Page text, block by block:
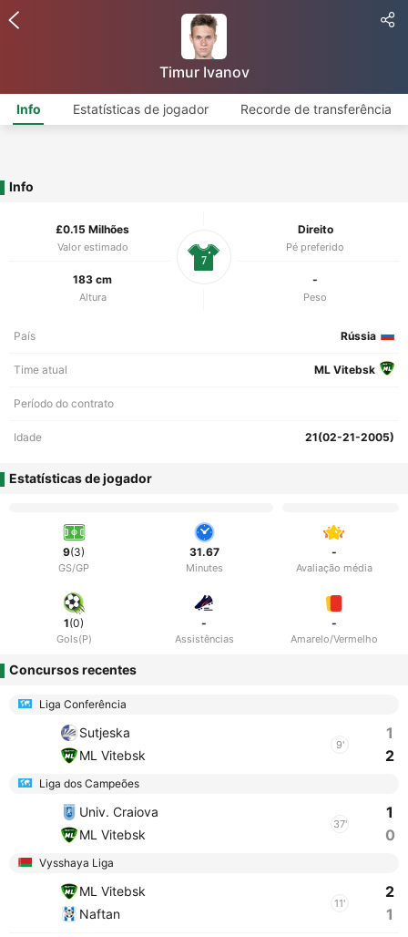
Timur Ivanov
Info Estatísticas de jogador Recorde de transferência
Info
£0.15 Milhões
Valor estimado
Direito
Pé preferido
183 cm
Altura
-
Peso
7
País Rússia
Time atual ML Vitebsk
Período do contrato
Idade 21(02-21-2005)
Estatísticas de jogador
9(3)
GS/GP
31.67
Minutes
-
Avaliação média
1(0)
Gols(P)
-
Assistências
-
Amarelo/Vermelho
Concursos recentes
Liga Conferência
Sutjeska
ML Vitebsk
9'
1
2
Liga dos Campeões
Univ. Craiova
ML Vitebsk
37'
1
0
Vysshaya Liga
ML Vitebsk
Naftan
11'
2
1